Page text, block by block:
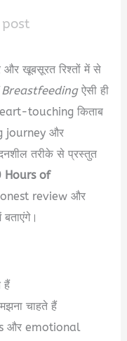
और खूबसूरत रिश्तों में से
ऐसी ही
touching किताब
journey और
तरीके से प्रस्तुत
Hours of
review और
हैं
चाहते हैं
और emotional